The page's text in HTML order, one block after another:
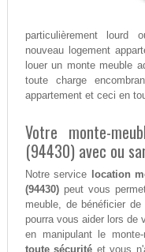
particulièrement lourd
nouveau logement
louer un monte meuble
toute charge
appartement et ceci en
Votre monte-
(94430) avec ou
Notre service
location
(94430)peut vous
meuble, de bénéficier
pourra vous aider lors de
en manipulant le
toute sécurité et vous